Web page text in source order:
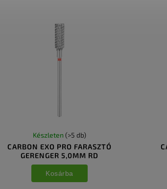
CARBON EXO PRO FARASZTÓ
GERENGER 5,0MM RD
Készleten (>5 db)
Kosárba